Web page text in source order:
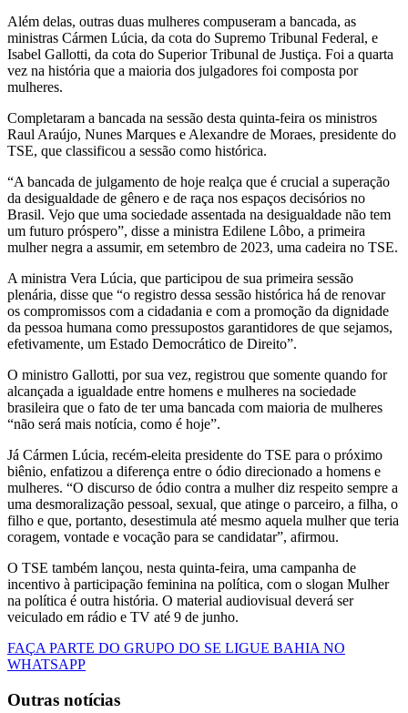
Além delas, outras duas mulheres compuseram a bancada, as
ministras Cármen Lúcia, da cota do Supremo Tribunal Federal, e
Isabel Gallotti, da cota do Superior Tribunal de Justiça. Foi a quarta
vez na história que a maioria dos julgadores foi composta por
mulheres.
Completaram a bancada na sessão desta quinta-feira os ministros
Raul Araújo, Nunes Marques e Alexandre de Moraes, presidente do
TSE, que classificou a sessão como histórica.
“A bancada de julgamento de hoje realça que é crucial a superação
da desigualdade de gênero e de raça nos espaços decisórios no
Brasil. Vejo que uma sociedade assentada na desigualdade não tem
um futuro próspero”, disse a ministra Edilene Lôbo, a primeira
mulher negra a assumir, em setembro de 2023, uma cadeira no TSE.
A ministra Vera Lúcia, que participou de sua primeira sessão
plenária, disse que “o registro dessa sessão histórica há de renovar
os compromissos com a cidadania e com a promoção da dignidade
da pessoa humana como pressupostos garantidores de que sejamos,
efetivamente, um Estado Democrático de Direito”.
O ministro Gallotti, por sua vez, registrou que somente quando for
alcançada a igualdade entre homens e mulheres na sociedade
brasileira que o fato de ter uma bancada com maioria de mulheres
“não será mais notícia, como é hoje”.
Já Cármen Lúcia, recém-eleita presidente do TSE para o próximo
biênio, enfatizou a diferença entre o ódio direcionado a homens e
mulheres. “O discurso de ódio contra a mulher diz respeito sempre a
uma desmoralização pessoal, sexual, que atinge o parceiro, a filha, o
filho e que, portanto, desestimula até mesmo aquela mulher que teria
coragem, vontade e vocação para se candidatar”, afirmou.
O TSE também lançou, nesta quinta-feira, uma campanha de
incentivo à participação feminina na política, com o slogan Mulher
na política é outra história. O material audiovisual deverá ser
veiculado em rádio e TV até 9 de junho.
FAÇA PARTE DO GRUPO DO SE LIGUE BAHIA NO
WHATSAPP
Outras notícias